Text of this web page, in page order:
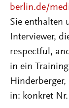
berlin.de/
Sie enthalten
Interviewer,
respectful,
in ein
in: konkret